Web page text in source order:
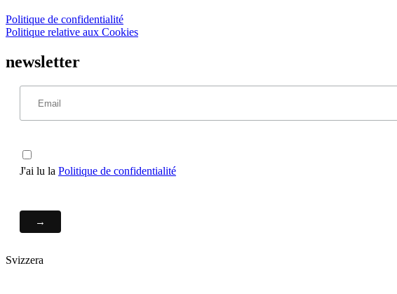
Politique de confidentialité
Politique relative aux Cookies
newsletter
J'ai lu la Politique de confidentialité
Svizzera